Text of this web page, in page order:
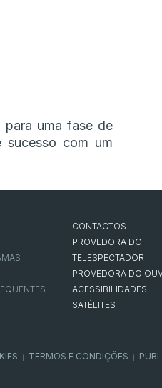
para uma fase de
sucesso com um
CONTACTOS
PROVEDORA DO
TELESPECTADOR
PROVEDORA DO
ACESSIBILIDADES
SATÉLITES
TERMOS E CONDIÇÕES